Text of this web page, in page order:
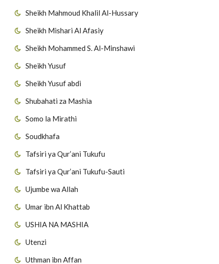
Sheikh Mahmoud Khalil Al-Hussary
Sheikh Mishari Al Afasiy
Sheikh Mohammed S. Al-Minshawi
Sheikh Yusuf
Sheikh Yusuf abdi
Shubahati za Mashia
Somo la Mirathi
Soudkhafa
Tafsiri ya Qur’ani Tukufu
Tafsiri ya Qur’ani Tukufu-Sauti
Ujumbe wa Allah
Umar ibn Al Khattab
USHIA NA MASHIA
Utenzi
Uthman ibn Affan